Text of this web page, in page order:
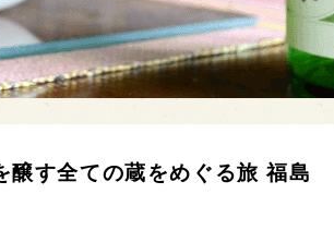
醸す全ての蔵をめぐる旅 福島